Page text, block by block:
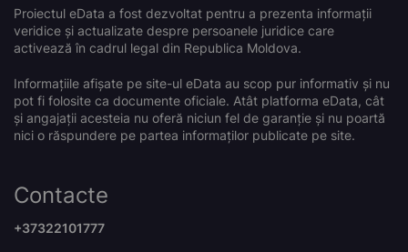
Proiectul eData a fost dezvoltat pentru a prezenta informații
veridice și actualizate despre persoanele juridice care
activează în cadrul legal din Republica Moldova.
Informațiile afișate pe site-ul eData au scop pur informativ și nu
pot fi folosite ca documente oficiale. Atât platforma eData, cât
și angajații acesteia nu oferă niciun fel de garanție și nu poartă
nici o răspundere pe partea informaților publicate pe site.
Contacte
+37322101777